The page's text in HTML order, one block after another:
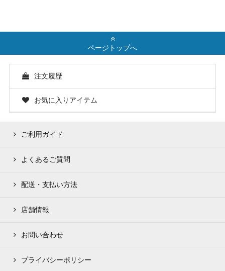
ページトップへ
注文履歴
お気に入りアイテム
ご利用ガイド
よくあるご質問
配送・支払い方法
店舗情報
お問い合わせ
プライバシーポリシー